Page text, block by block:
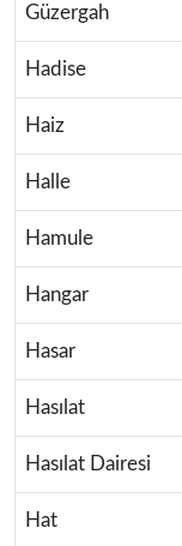
Güzergah
Hadise
Haiz
Halle
Hamule
Hangar
Hasar
Hasılat
Hasılat Dairesi
Hat